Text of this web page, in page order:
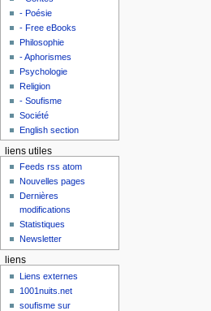
- Poésie
- Free eBooks
Philosophie
- Aphorismes
Psychologie
Religion
- Soufisme
Société
English section
liens utiles
Feeds rss atom
Nouvelles pages
Dernières
modifications
Statistiques
Newsletter
liens
Liens externes
1001nuits.net
soufisme sur